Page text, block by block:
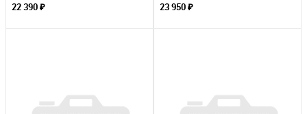
22 390 ₽
без табака и алкоголя.
23 950 ₽